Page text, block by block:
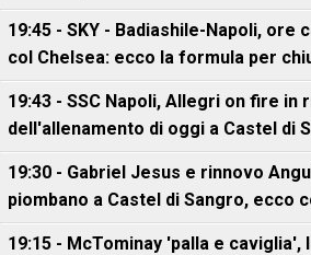
19:45 - SKY - Badiashile-Napoli, ore
col Chelsea: ecco la formula per
19:43 - SSC Napoli, Allegri on fire in
dell'allenamento di oggi a Castel di
19:30 - Gabriel Jesus e rinnovo
piombano a Castel di Sangro, ecco
19:15 - McTominay 'palla e caviglia',